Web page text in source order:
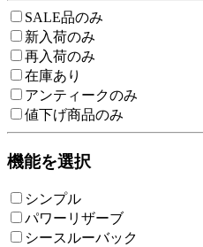
SALE品のみ
新入荷のみ
再入荷のみ
在庫あり
アンティークのみ
値下げ商品のみ
機能を選択
シンプル
パワーリザーブ
シースルーバック